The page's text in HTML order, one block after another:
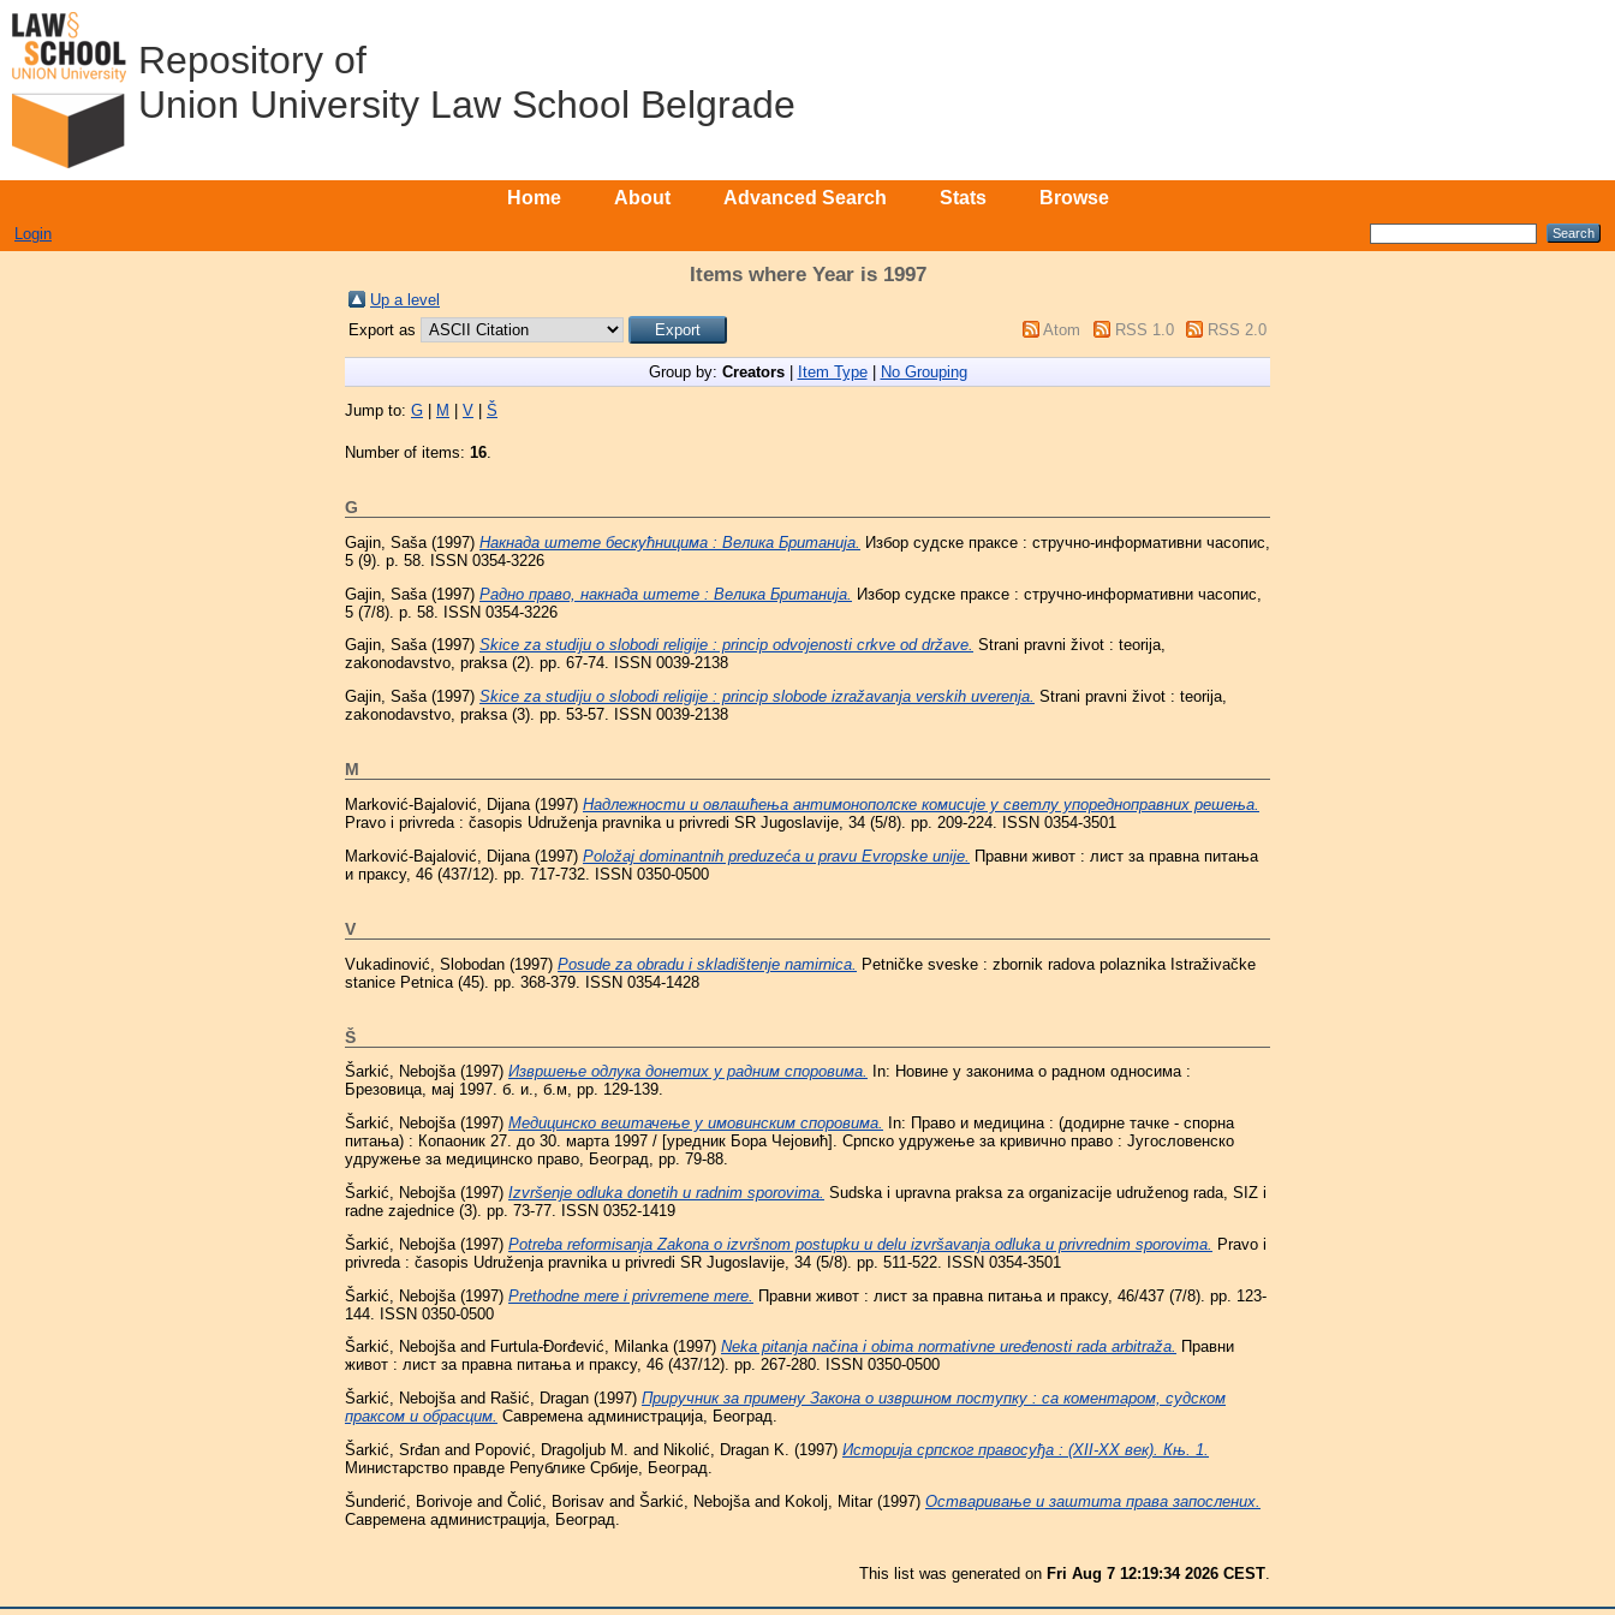
Repository of
Union University Law School Belgrade
Home About Advanced Search Stats Browse
Login
Items where Year is 1997
Up a level
Export as
Atom RSS 1.0 RSS 2.0
Group by: Creators| Item Type| No Grouping
Jump to: G M V Š
Number of items: 16.
G
Gajin, Saša (1997) Накнада штете бескућницима : Велика Британија.
Избор судске праксе : стручно-информативни часопис,
5 (9). p. 58. ISSN 0354-3226
Gajin, Saša (1997) Радно право, накнада штете : Велика Британија. Избор судске праксе : стручно-информативни часопис,
5 (7/8). p. 58. ISSN 0354-3226
Gajin, Saša(1997) Skice za studiju o slobodi religije : princip odvojenosti crkve od države. Strani pravni život : teorija,
zakonodavstvo, praksa (2). pp. 67-74. ISSN 0039-2138
Gajin, Saša(1997) Skice za studiju o slobodi religije : princip slobode izražavanja verskih uverenja. Strani pravni život : teorija,
zakonodavstvo, praksa (3). pp. 53-57. ISSN 0039-2138
M
Marković-Bajalović, Dijana (1997) Надлежности и овлашћења антимонополске комисије у светлу упоредноправних решења.
Pravo i privreda : časopis Udruženja pravnika u privredi SR Jugoslavije, 34 (5/8). pp. 209-224. ISSN 0354-3501
Marković-Bajalović, Dijana (1997) Položaj dominantnih preduzeća u pravu Evropske unije.
Правни живот : лист за правна питања
и праксу, 46 (437/12). pp. 717-732. ISSN 0350-0500
V
Vukadinović, Slobodan (1997) Posude za obradu i skladištenje namirnica. Petničke sveske : zbornik radova polaznika Istraživačke
stanice Petnica (45). pp. 368-379. ISSN 0354-1428
Š
Šarkić, Nebojša(1997) Извршење одлука донетих у радним споровима.
In: Новине у законима о радном односима :
Брезовица, мај 1997. б. и., б.м, pp. 129-139.
Šarkić, Nebojša(1997) Медицинско вештачење у имовинским споровима.
In: Право и медицина : (додирне тачке - спорна
питања) : Копаоник 27. до 30. марта 1997 / [уредник Бора Чејовић]. Српско удружење за кривично право : Југословенско
удружење за медицинско право, Београд, pp. 79-88.
Šarkić, Nebojša (1997) Izvršenje odluka donetih u radnim sporovima. Sudska i upravna praksa za organizacije udruženog rada, SIZ i
radne zajednice (3). pp. 73-77. ISSN 0352-1419
Šarkić, Nebojša (1997) Potreba reformisanja Zakona o izvršnom postupku u delu izvršavanja odluka u privrednim sporovima.
Pravo i
privreda : časopis Udruženja pravnika u privredi SR Jugoslavije, 34 (5/8). pp. 511-522. ISSN 0354-3501
Šarkić, Nebojša (1997) Prethodne mere i privremene mere. Правни живот : лист за правна питања и праксу, 46/437 (7/8). pp. 123-
144. ISSN 0350-0500
Šarkić, Nebojšaand Furtula-Đorđević, Milanka(1997) Neka pitanja načina i obima normativne uređenosti rada arbitraža. Правни
живот : лист за правна питања и праксу, 46 (437/12). pp. 267-280. ISSN 0350-0500
Šarkić, Nebojšaand Rašić, Dragan (1997) Приручник за примену Закона о извршном поступку : са коментаром, судском
праксом и обрасцим. Савремена администрација, Београд.
Šarkić, Srđan and Popović, Dragoljub M. and Nikolić, Dragan K. (1997) Историја српског правосуђа : (XII-XX век). Књ. 1.
Министарство правде Републике Србије, Београд.
Šunderić, Borivoje and Čolić, Borisav and Šarkić, Nebojša and Kokolj, Mitar(1997) Остваривање и заштита права запослених.
Савремена администрација, Београд.
This list was generated on Fri Aug 7 12:19:34 2026 CEST